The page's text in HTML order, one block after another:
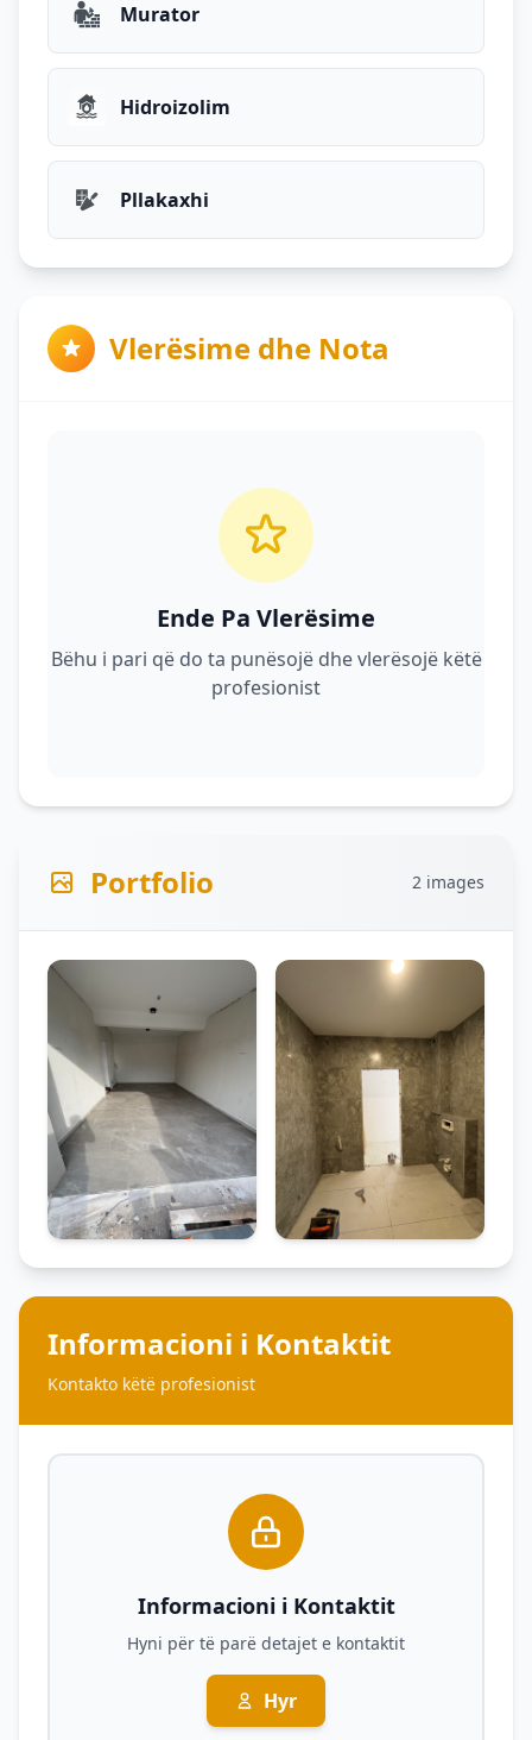
Murator
Hidroizolim
Pllakaxhi
Vlerësime dhe Nota
Ende Pa Vlerësime
Bëhu i pari që do ta punësojë dhe vlerësojë këtë
profesionist
Portfolio 2 images
Informacioni i Kontaktit
Kontakto këtë profesionist
Informacioni i Kontaktit
Hyni për të parë detajet e kontaktit
Hyr